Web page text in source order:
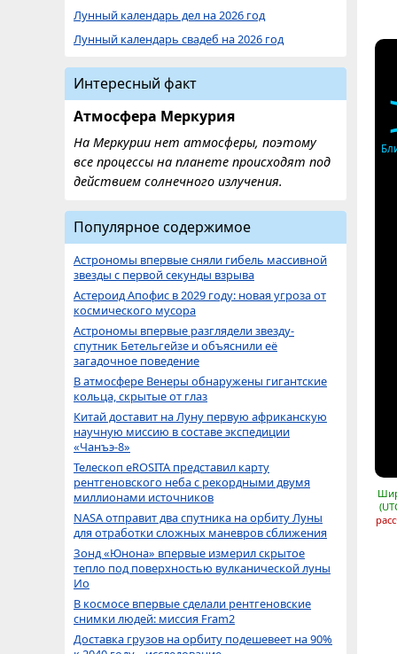
Лунный календарь дел на 2026 год
Лунный календарь свадеб на 2026 год
Интересный факт
Атмосфера Меркурия
На Меркурии нет атмосферы, поэтому
все процессы на планете происходят под
действием солнечного излучения.
Популярное содержимое
Астрономы впервые сняли гибель массивной
звезды с первой секунды взрыва
Астероид Апофис в 2029 году: новая угроза от
космического мусора
Астрономы впервые разглядели звезду-
спутник Бетельгейзе и объяснили её
загадочное поведение
В атмосфере Венеры обнаружены гигантские
кольца, скрытые от глаз
Китай доставит на Луну первую африканскую
научную миссию в составе экспедиции
«Чанъэ-8»
Телескоп eROSITA представил карту
рентгеновского неба с рекордными двумя
миллионами источников
NASA отправит два спутника на орбиту Луны
для отработки сложных маневров сближения
Зонд «Юнона» впервые измерил скрытое
тепло под поверхностью вулканической луны
Ио
В космосе впервые сделали рентгеновские
снимки людей: миссия Fram2
Доставка грузов на орбиту подешевеет на 90%